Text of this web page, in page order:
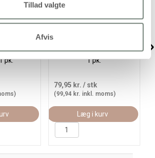
Tillad valgte
Afvis
pk.
streg 3 mm, sort, 12stk./
1 pk.
79,95 kr. / stk
(99,94 kr. inkl. moms)
Læg i kurv